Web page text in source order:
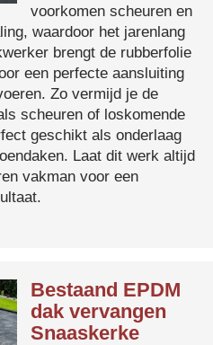
voorkomen scheuren en
waardoor het jarenlang
brengt de rubberfolie
een perfecte aansluiting
Zo vermijd je de
scheuren of loskomende
geschikt als onderlaag
Laat dit werk altijd
vakman voor een
Bestaand EPDM
dak vervangen
Snaaskerke